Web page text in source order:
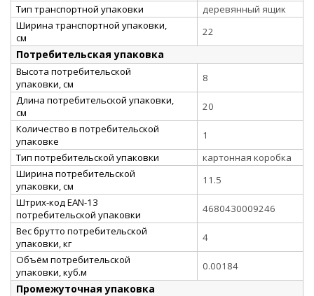
Тип транспортной упаковки
деревянный ящик
Ширина транспортной упаковки,
см
22
Потребительская упаковка
Высота потребительской
упаковки, см
8
Длина потребительской упаковки,
см
20
Количество в потребительской
упаковке
1
Тип потребительской упаковки
картонная коробка
Ширина потребительской
упаковки, см
11.5
Штрих-код EAN-13
потребительской упаковки
4680430009246
Вес брутто потребительской
упаковки, кг
4
Объём потребительской
упаковки, куб.м
0.00184
Промежуточная упаковка